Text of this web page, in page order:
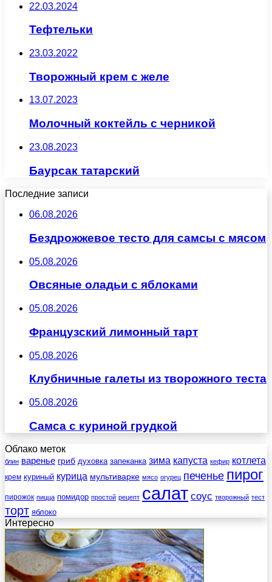
22.03.2024
Тефтельки
23.03.2022
Творожный крем с желе
13.07.2023
Молочный коктейль с черникой
23.08.2023
Баурсак татарский
Последние записи
06.08.2026
Бездрожжевое тесто для самсы с мясом
05.08.2026
Овсяные оладьи с яблоками
05.08.2026
Французский лимонный тарт
05.08.2026
Клубничные галеты из творожного теста
05.08.2026
Самса с куриной грудкой
Облако меток
блин варенье гриб духовка запеканка зима капуста кефир котлета
крем куриный курица мультиварке мясо огурец печенье пирог
пирожок пицца помидор простой рецепт салат соус творожный тест
торт яблоко
Интересно